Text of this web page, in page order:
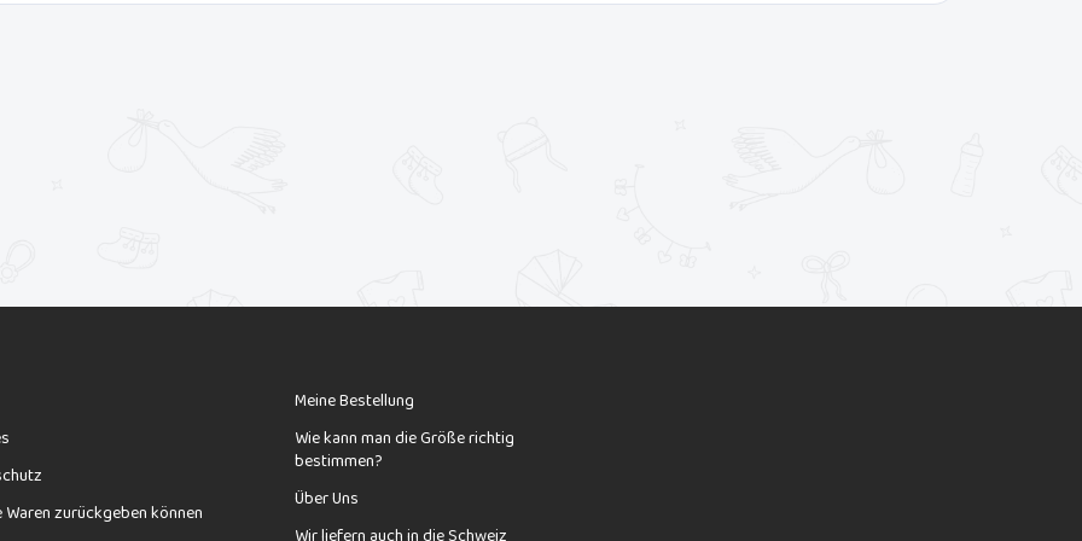
Waren zurückgeben können
Meine Bestellung
Wie kann man die Größe richtig
bestimmen?
Über Uns